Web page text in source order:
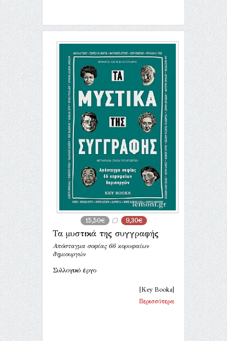
15,50€ 9,30€
Τα μυστικά της συγγραφής
Απόσταγμα σοφίας 66 κορυφαίων
δημιουργών
Συλλογικό έργο
[Key Books]
Περισσότερα